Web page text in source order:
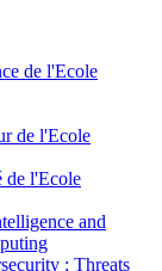
de l'Ecole
de l'Ecole
de l'Ecole
and
: Threats